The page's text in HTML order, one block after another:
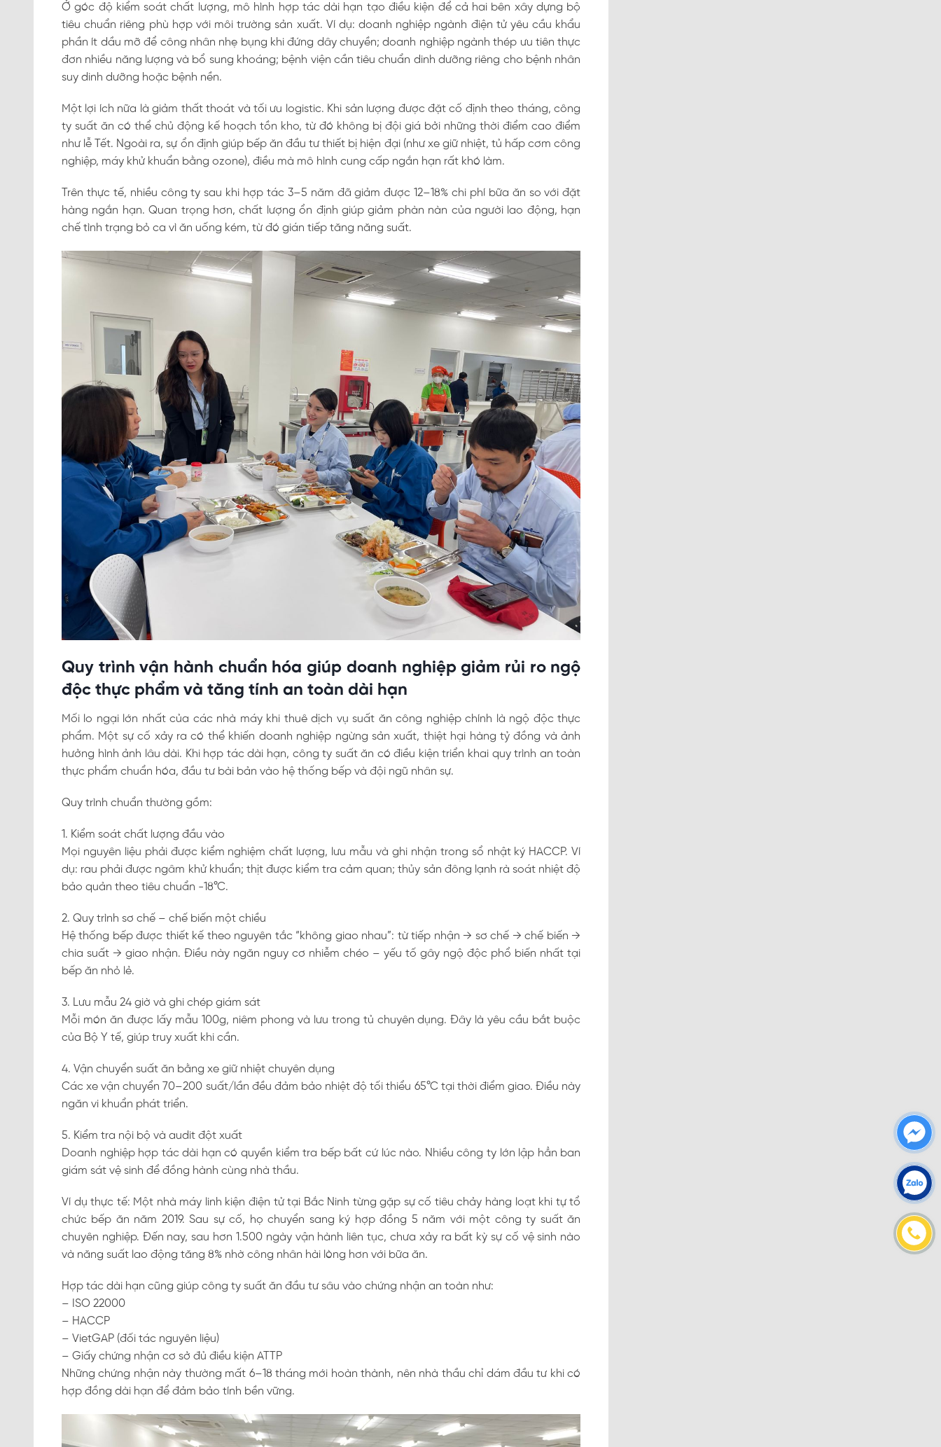
Ở góc độ kiểm soát chất lượng, mô hình hợp tác dài hạn tạo điều kiện để cả hai bên xây dựng bộ
tiêu chuẩn riêng phù hợp với môi trường sản xuất. Ví dụ: doanh nghiệp ngành điện tử yêu cầu khẩu
phần ít dầu mỡ để công nhân nhẹ bụng khi đứng dây chuyền; doanh nghiệp ngành thép ưu tiên thực
đơn nhiều năng lượng và bổ sung khoáng; bệnh viện cần tiêu chuẩn dinh dưỡng riêng cho bệnh nhân
suy dinh dưỡng hoặc bệnh nền.
Một lợi ích nữa là giảm thất thoát và tối ưu logistic. Khi sản lượng được đặt cố định theo tháng, công
ty suất ăn có thể chủ động kế hoạch tồn kho, từ đó không bị đội giá bởi những thời điểm cao điểm
như lễ Tết. Ngoài ra, sự ổn định giúp bếp ăn đầu tư thiết bị hiện đại (như xe giữ nhiệt, tủ hấp cơm công
nghiệp, máy khử khuẩn bằng ozone), điều mà mô hình cung cấp ngắn hạn rất khó làm.
Trên thực tế, nhiều công ty sau khi hợp tác 3–5 năm đã giảm được 12–18% chi phí bữa ăn so với đặt
hàng ngắn hạn. Quan trọng hơn, chất lượng ổn định giúp giảm phàn nàn của người lao động, hạn
chế tình trạng bỏ ca vì ăn uống kém, từ đó gián tiếp tăng năng suất.
Quy trình vận hành chuẩn hóa giúp doanh nghiệp giảm rủi ro ngộ
độc thực phẩm và tăng tính an toàn dài hạn
Mối lo ngại lớn nhất của các nhà máy khi thuê dịch vụ suất ăn công nghiệp chính là ngộ độc thực
phẩm. Một sự cố xảy ra có thể khiến doanh nghiệp ngừng sản xuất, thiệt hại hàng tỷ đồng và ảnh
hưởng hình ảnh lâu dài. Khi hợp tác dài hạn, công ty suất ăn có điều kiện triển khai quy trình an toàn
thực phẩm chuẩn hóa, đầu tư bài bản vào hệ thống bếp và đội ngũ nhân sự.
Quy trình chuẩn thường gồm:
1. Kiểm soát chất lượng đầu vào
Mọi nguyên liệu phải được kiểm nghiệm chất lượng, lưu mẫu và ghi nhận trong sổ nhật ký HACCP. Ví
dụ: rau phải được ngâm khử khuẩn; thịt được kiểm tra cảm quan; thủy sản đông lạnh rà soát nhiệt độ
bảo quản theo tiêu chuẩn -18°C.
2. Quy trình sơ chế – chế biến một chiều
Hệ thống bếp được thiết kế theo nguyên tắc “không giao nhau”: từ tiếp nhận → sơ chế → chế biến →
chia suất → giao nhận. Điều này ngăn nguy cơ nhiễm chéo – yếu tố gây ngộ độc phổ biến nhất tại
bếp ăn nhỏ lẻ.
3. Lưu mẫu 24 giờ và ghi chép giám sát
Mỗi món ăn được lấy mẫu 100g, niêm phong và lưu trong tủ chuyên dụng. Đây là yêu cầu bắt buộc
của Bộ Y tế, giúp truy xuất khi cần.
4. Vận chuyển suất ăn bằng xe giữ nhiệt chuyên dụng
Các xe vận chuyển 70–200 suất/lần đều đảm bảo nhiệt độ tối thiểu 65°C tại thời điểm giao. Điều này
ngăn vi khuẩn phát triển.
5. Kiểm tra nội bộ và audit đột xuất
Doanh nghiệp hợp tác dài hạn có quyền kiểm tra bếp bất cứ lúc nào. Nhiều công ty lớn lập hẳn ban
giám sát vệ sinh để đồng hành cùng nhà thầu.
Ví dụ thực tế: Một nhà máy linh kiện điện tử tại Bắc Ninh từng gặp sự cố tiêu chảy hàng loạt khi tự tổ
chức bếp ăn năm 2019. Sau sự cố, họ chuyển sang ký hợp đồng 5 năm với một công ty suất ăn
chuyên nghiệp. Đến nay, sau hơn 1.500 ngày vận hành liên tục, chưa xảy ra bất kỳ sự cố vệ sinh nào
và năng suất lao động tăng 8% nhờ công nhân hài lòng hơn với bữa ăn.
Hợp tác dài hạn cũng giúp công ty suất ăn đầu tư sâu vào chứng nhận an toàn như:
– ISO 22000
– HACCP
– VietGAP (đối tác nguyên liệu)
– Giấy chứng nhận cơ sở đủ điều kiện ATTP
Những chứng nhận này thường mất 6–18 tháng mới hoàn thành, nên nhà thầu chỉ dám đầu tư khi có
hợp đồng dài hạn để đảm bảo tính bền vững.